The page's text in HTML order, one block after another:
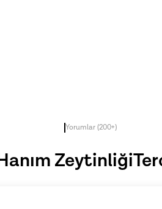
Yorumlar (200+)
Zeytinliği